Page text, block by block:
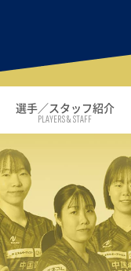
選手／スタッフ紹介
PLAYERS & STAFF